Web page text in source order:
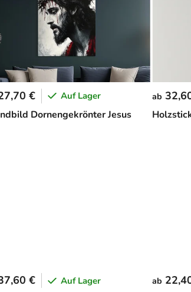
Dornengekrönter Jesus
€ Auf Lager ab
€ Auf Lager ab